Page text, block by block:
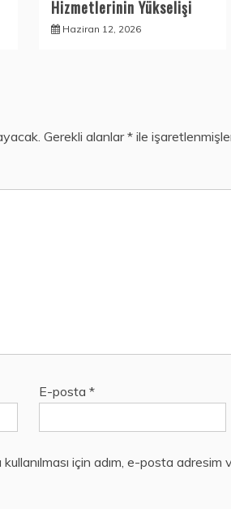
Hizmetlerinin Yükselişi
Haziran 12, 2026
Gerekli alanlar* ile
E-posta*
için adım, e-posta adresim